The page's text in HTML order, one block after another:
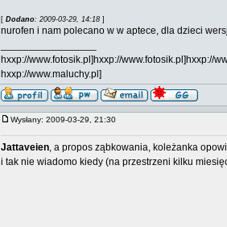
[ Dodano: 2009-03-29, 14:18 ]
nurofen i nam polecano w w aptece, dla dzieci
hxxp://www.fotosik.pl] hxxp://www.fotosik.pl] hxxp://
hxxp://www.maluchy.pl]
Wysłany: 2009-03-29, 21:30
Jattaveien, a propos ząbkowania, koleżanka
i tak nie wiadomo kiedy (na przestrzeni kilku